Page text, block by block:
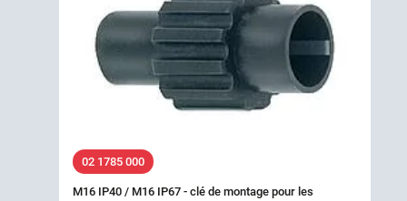
02 1785 000
M16 IP40 / M16 IP67 - clé de montage pour les